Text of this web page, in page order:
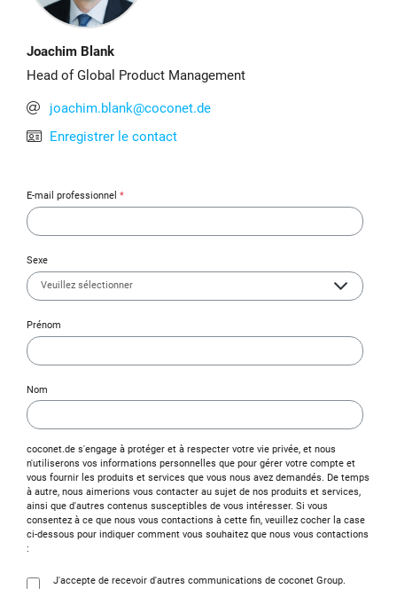
Joachim Blank
Head of Global Product Management
joachim.blank@coconet.de
Enregistrer le contact
E-mail professionnel *
Sexe
Prénom
Nom
coconet.de s'engage à protéger et à respecter votre vie privée, et nous
n'utiliserons vos informations personnelles que pour gérer votre compte et
vous fournir les produits et services que vous nous avez demandés. De temps
à autre, nous aimerions vous contacter au sujet de nos produits et services,
ainsi que d'autres contenus susceptibles de vous intéresser. Si vous
consentez à ce que nous vous contactions à cette fin, veuillez cocher la case
ci-dessous pour indiquer comment vous souhaitez que nous vous contactions
:
J'accepte de recevoir d'autres communications de coconet Group.